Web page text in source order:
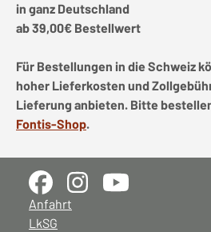
in ganz Deutschland
ab 39,00€ Bestellwert
Für Bestellungen in die Schweiz
hoher Lieferkosten und
Lieferung anbieten. Bitte
Fontis-Shop.
Anfahrt
LkSG